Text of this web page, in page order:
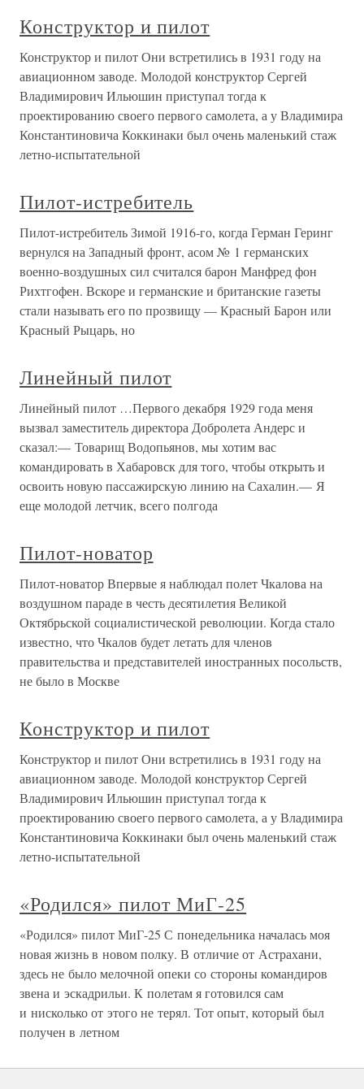
Конструктор и пилот
Конструктор и пилот Они встретились в 1931 году на
авиационном заводе. Молодой конструктор Сергей
Владимирович Ильюшин приступал тогда к
проектированию своего первого самолета, а у Владимира
Константиновича Коккинаки был очень маленький стаж
летно-испытательной
Пилот-истребитель
Пилот-истребитель Зимой 1916-го, когда Герман Геринг
вернулся на Западный фронт, асом № 1 германских
военно-воздушных сил считался барон Манфред фон
Рихтгофен. Вскоре и германские и британские газеты
стали называть его по прозвищу — Красный Барон или
Красный Рыцарь, но
Линейный пилот
Линейный пилот …Первого декабря 1929 года меня
вызвал заместитель директора Добролета Андерс и
сказал:— Товарищ Водопьянов, мы хотим вас
командировать в Хабаровск для того, чтобы открыть и
освоить новую пассажирскую линию на Сахалин.— Я
еще молодой летчик, всего полгода
Пилот-новатор
Пилот-новатор Впервые я наблюдал полет Чкалова на
воздушном параде в честь десятилетия Великой
Октябрьской социалистической революции. Когда стало
известно, что Чкалов будет летать для членов
правительства и представителей иностранных посольств,
не было в Москве
Конструктор и пилот
Конструктор и пилот Они встретились в 1931 году на
авиационном заводе. Молодой конструктор Сергей
Владимирович Ильюшин приступал тогда к
проектированию своего первого самолета, а у Владимира
Константиновича Коккинаки был очень маленький стаж
летно-испытательной
«Родился» пилот МиГ-25
«Родился» пилот МиГ-25 С понедельника началась моя
новая жизнь в новом полку. В отличие от Астрахани,
здесь не было мелочной опеки со стороны командиров
звена и эскадрильи. К полетам я готовился сам
и нисколько от этого не терял. Тот опыт, который был
получен в летном